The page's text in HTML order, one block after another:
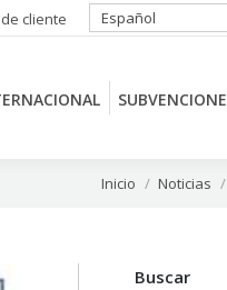
cliente Español
Estás aquí:
Inicio Noticias
Buscar